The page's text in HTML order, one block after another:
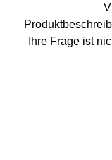
Ihre Frage ist